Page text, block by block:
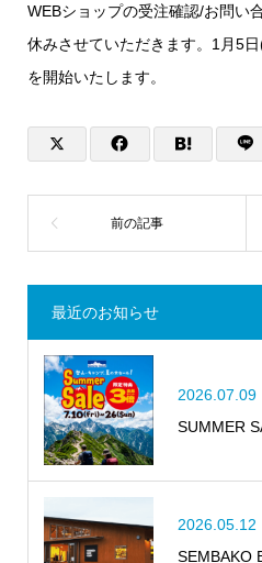
WEBショップの受注確認/お問い
休みさせていただきます。1月5
を開始いたします。
最近のお知らせ
2026.07.09
SUMMER
2026.05.12
SEMBAKO